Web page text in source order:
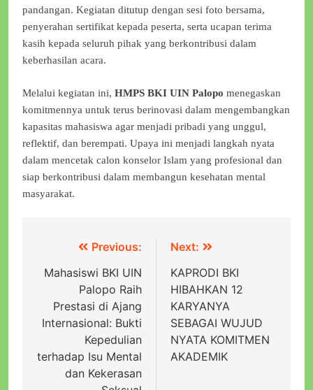
pandangan. Kegiatan ditutup dengan sesi foto bersama,
penyerahan sertifikat kepada peserta, serta ucapan terima
kasih kepada seluruh pihak yang berkontribusi dalam
keberhasilan acara.
Melalui kegiatan ini, HMPS BKI UIN Palopo menegaskan
komitmennya untuk terus berinovasi dalam mengembangkan
kapasitas mahasiswa agar menjadi pribadi yang unggul,
reflektif, dan berempati. Upaya ini menjadi langkah nyata
dalam mencetak calon konselor Islam yang profesional dan
siap berkontribusi dalam membangun kesehatan mental
masyarakat.
Previous:
Mahasiswi BKI UIN
Palopo Raih
Prestasi di Ajang
Internasional: Bukti
Kepedulian
terhadap Isu Mental
dan Kekerasan
Next:
KAPRODI BKI
HIBAHKAN 12
KARYANYA
SEBAGAI WUJUD
NYATA KOMITMEN
AKADEMIK